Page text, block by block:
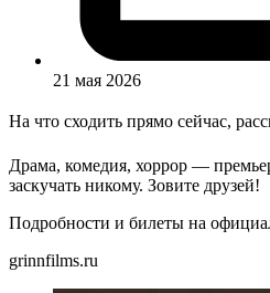
21 мая 2026
На что сходить прямо сейчас,
Драма, комедия, хоррор —
заскучать никому. Зовите друзей!
Подробности и билеты на
grinnfilms.ru